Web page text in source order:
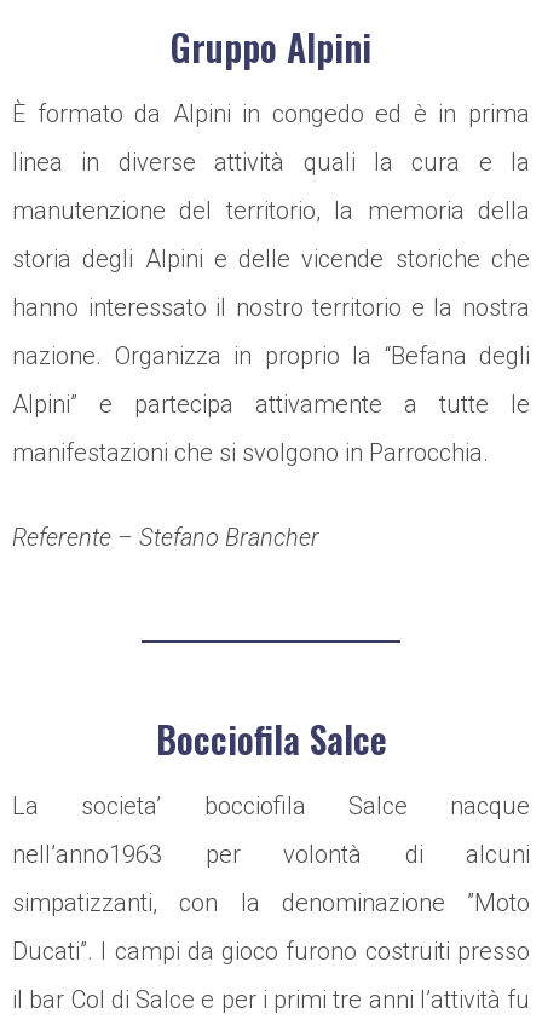
Gruppo Alpini
È formato da Alpini in congedo ed è in prima
linea in diverse attività quali la cura e la
manutenzione del territorio, la memoria della
storia degli Alpini e delle vicende storiche che
hanno interessato il nostro territorio e la nostra
nazione. Organizza in proprio la “Befana degli
Alpini” e partecipa attivamente a tutte le
manifestazioni che si svolgono in Parrocchia.
Referente – Stefano Brancher
Bocciofila Salce
La societa’ bocciofila Salce nacque
nell’anno1963 per volontà di alcuni
simpatizzanti, con la denominazione ”Moto
Ducati”. I campi da gioco furono costruiti presso
il bar Col di Salce e per i primi tre anni l’attività fu